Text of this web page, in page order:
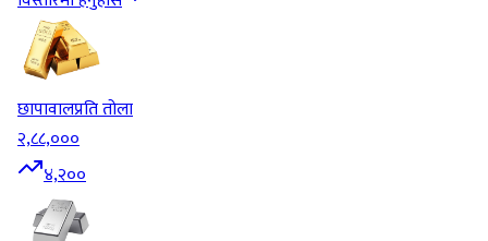
छापावालप्रति तोला
२,८८,०००
४,२००